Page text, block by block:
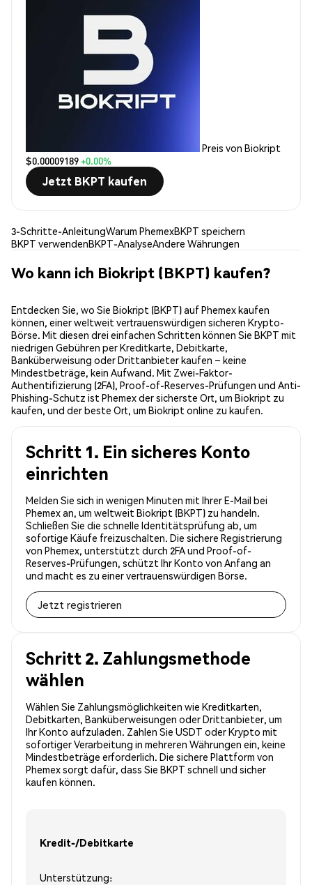
Preis von Biokript
$0.00009189+0.00%
Jetzt BKPT kaufen
3-Schritte-AnleitungWarum PhemexBKPT speichern
BKPT verwendenBKPT-AnalyseAndere Währungen
Wo kann ich Biokript (BKPT) kaufen?
Entdecken Sie, wo Sie Biokript (BKPT) auf Phemex kaufen
können, einer weltweit vertrauenswürdigen sicheren Krypto-
Börse. Mit diesen drei einfachen Schritten können Sie BKPT mit
niedrigen Gebühren per Kreditkarte, Debitkarte,
Banküberweisung oder Drittanbieter kaufen – keine
Mindestbeträge, kein Aufwand. Mit Zwei-Faktor-
Authentifizierung (2FA), Proof-of-Reserves-Prüfungen und Anti-
Phishing-Schutz ist Phemex der sicherste Ort, um Biokript zu
kaufen, und der beste Ort, um Biokript online zu kaufen.
Schritt 1. Ein sicheres Konto
einrichten
Melden Sie sich in wenigen Minuten mit Ihrer E-Mail bei
Phemex an, um weltweit Biokript (BKPT) zu handeln.
Schließen Sie die schnelle Identitätsprüfung ab, um
sofortige Käufe freizuschalten. Die sichere Registrierung
von Phemex, unterstützt durch 2FA und Proof-of-
Reserves-Prüfungen, schützt Ihr Konto von Anfang an
und macht es zu einer vertrauenswürdigen Börse.
Jetzt registrieren
Schritt 2. Zahlungsmethode
wählen
Wählen Sie Zahlungsmöglichkeiten wie Kreditkarten,
Debitkarten, Banküberweisungen oder Drittanbieter, um
Ihr Konto aufzuladen. Zahlen Sie USDT oder Krypto mit
sofortiger Verarbeitung in mehreren Währungen ein, keine
Mindestbeträge erforderlich. Die sichere Plattform von
Phemex sorgt dafür, dass Sie BKPT schnell und sicher
kaufen können.
Kredit-/Debitkarte
Unterstützung: